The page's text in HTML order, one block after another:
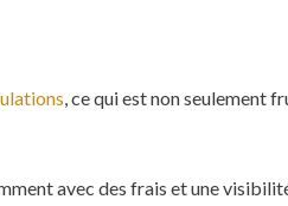
, ce qui est non seulement
avec des frais et une